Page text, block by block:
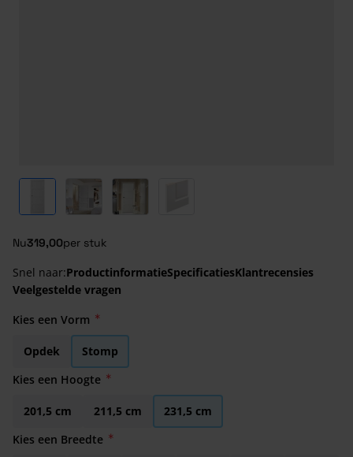
View larger imageView larger imageView larger image
Nu319,00per stuk
Snel naar:ProductinformatieSpecificatiesKlantrecensies
Veelgestelde vragen
Kies een Vorm
Opdek
Stomp
Kies een Hoogte
201,5 cm 211,5 cm
231,5 cm
Kies een Breedte